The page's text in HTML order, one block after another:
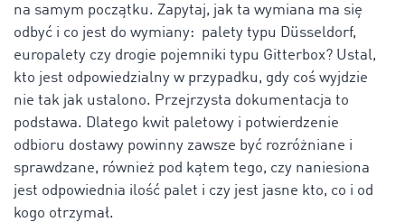
na samym początku. Zapytaj, jak ta wymiana ma się
odbyć i co jest do wymiany: palety typu Düsseldorf,
europalety czy drogie pojemniki typu Gitterbox? Ustal,
kto jest odpowiedzialny w przypadku, gdy coś wyjdzie
nie tak jak ustalono. Przejrzysta dokumentacja to
podstawa. Dlatego kwit paletowy i potwierdzenie
odbioru dostawy powinny zawsze być rozróżniane i
sprawdzane, również pod kątem tego, czy naniesiona
jest odpowiednia ilość palet i czy jest jasne kto, co i od
kogo otrzymał.